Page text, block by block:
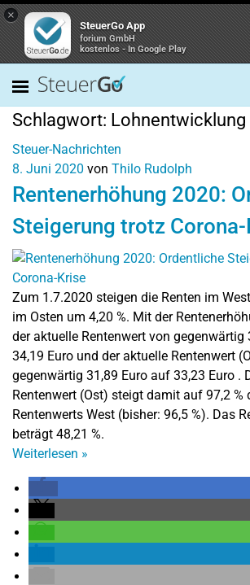
×
SteuerGo App
forium GmbH
kostenlos - In Google Play
Schlagwort: Lohnentwicklung
Steuer-Nachrichten
8. Juni 2020 von Thilo Rudolph
Rentenerhöhung 2020:
Steigerung trotz
Zum 1.7.2020 steigen die Renten im
im Osten um 4,20 %. Mit der
der aktuelle Rentenwert von gegenwärtig
34,19 Euro und der aktuelle Rentenwert
gegenwärtig 31,89 Euro auf 33,23 Euro .
Rentenwert (Ost) steigt damit auf 97,2 %
Rentenwerts West (bisher: 96,5 %). Das
beträgt 48,21 %.
Weiterlesen »